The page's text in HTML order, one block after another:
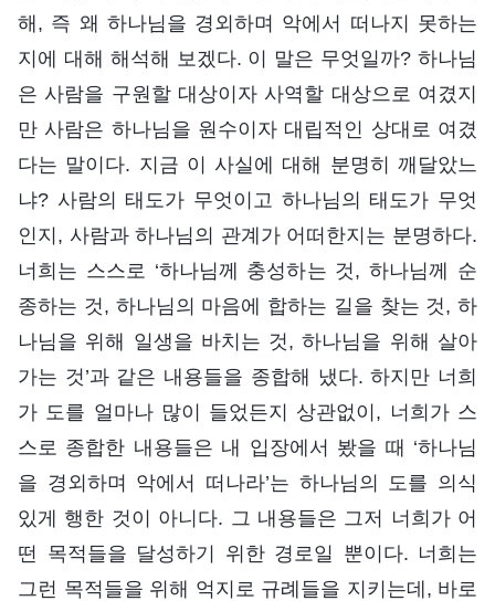
해, 즉 왜 하나님을 경외하며 악에서 떠나지 못하는
지에 대해 해석해 보겠다. 이 말은 무엇일까? 하나님
은 사람을 구원할 대상이자 사역할 대상으로 여겼지
만 사람은 하나님을 원수이자 대립적인 상대로 여겼
다는 말이다. 지금 이 사실에 대해 분명히 깨달았느
냐? 사람의 태도가 무엇이고 하나님의 태도가 무엇
인지, 사람과 하나님의 관계가 어떠한지는 분명하다.
너희는 스스로 ‘하나님께 충성하는 것, 하나님께 순
종하는 것, 하나님의 마음에 합하는 길을 찾는 것, 하
나님을 위해 일생을 바치는 것, 하나님을 위해 살아
가는 것’과 같은 내용들을 종합해 냈다. 하지만 너희
가 도를 얼마나 많이 들었든지 상관없이, 너희가 스
스로 종합한 내용들은 내 입장에서 봤을 때 ‘하나님
을 경외하며 악에서 떠나라’는 하나님의 도를 의식
있게 행한 것이 아니다. 그 내용들은 그저 너희가 어
떤 목적들을 달성하기 위한 경로일 뿐이다. 너희는
그런 목적들을 위해 억지로 규례들을 지키는데, 바로